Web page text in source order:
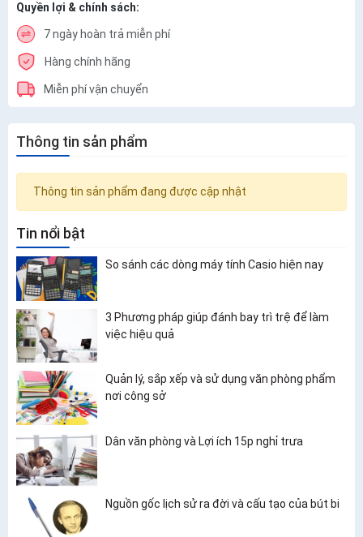
Quyền lợi & chính sách:
7 ngày hoàn trả miễn phí
Hàng chính hãng
Miễn phí vận chuyển
Thông tin sản phẩm
Thông tin sản phẩm đang được cập nhật
Tin nổi bật
So sánh các dòng máy tính Casio hiện nay
3 Phương pháp giúp đánh bay trì trệ để làm
việc hiệu quả
Quản lý, sắp xếp và sử dụng văn phòng phẩm
nơi công sở
Dân văn phòng và Lợi ích 15p nghỉ trưa
Nguồn gốc lịch sử ra đời và cấu tạo của bút bi